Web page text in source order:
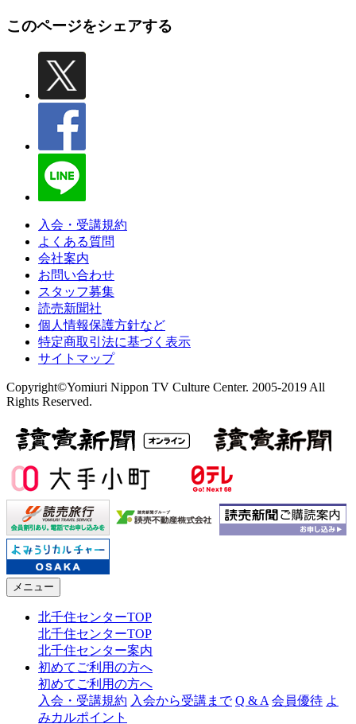
このページをシェアする
入会・受講規約
よくある質問
会社案内
お問い合わせ
スタッフ募集
読売新聞社
個人情報保護方針など
特定商取引法に基づく表示
サイトマップ
Copyright©Yomiuri Nippon TV Culture Center. 2005-2019 All
Rights Reserved.
メニュー
北千住センターTOP
北千住センターTOP
北千住センター案内
初めてご利用の方へ
初めてご利用の方へ
入会・受講規約 入会から受講まで Q & A 会員優待 よ
みカルポイント